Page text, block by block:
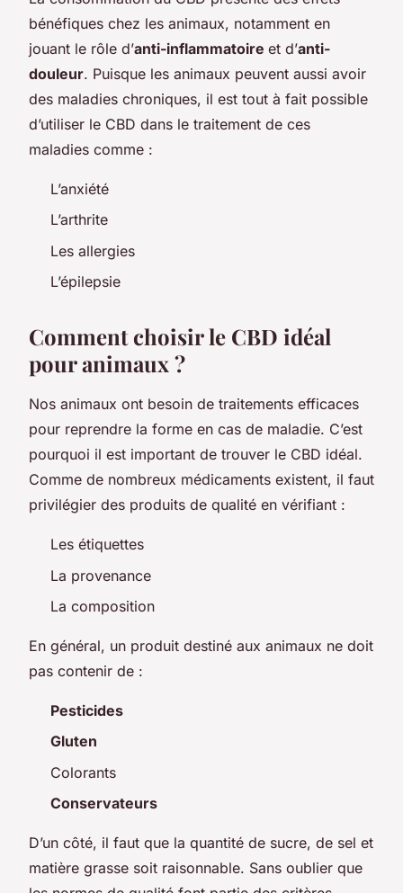
bénéfiques chez les animaux, notamment en
jouant le rôle d’anti-inflammatoire et d’anti-
douleur. Puisque les animaux peuvent aussi avoir
des maladies chroniques, il est tout à fait possible
d’utiliser le CBD dans le traitement de ces
maladies comme :
L’anxiété
L’arthrite
Les allergies
L’épilepsie
Comment choisir le CBD idéal
pour animaux ?
Nos animaux ont besoin de traitements efficaces
pour reprendre la forme en cas de maladie. C’est
pourquoi il est important de trouver le CBD idéal.
Comme de nombreux médicaments existent, il faut
privilégier des produits de qualité en vérifiant :
Les étiquettes
La provenance
La composition
En général, un produit destiné aux animaux ne doit
pas contenir de :
Pesticides
Gluten
Colorants
Conservateurs
D’un côté, il faut que la quantité de sucre, de sel et
matière grasse soit raisonnable. Sans oublier que